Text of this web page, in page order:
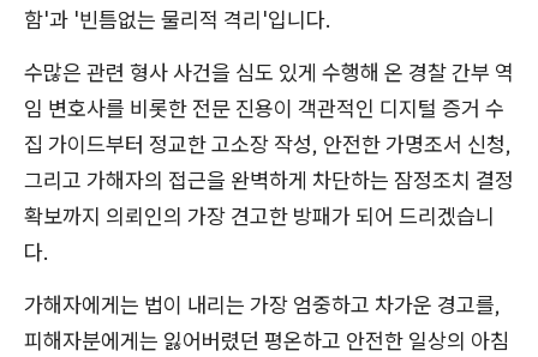
함'과 '빈틈없는 물리적 격리'입니다.
수많은 관련 형사 사건을 심도 있게 수행해 온 경찰 간부 역
임 변호사를 비롯한 전문 진용이 객관적인 디지털 증거 수
집 가이드부터 정교한 고소장 작성, 안전한 가명조서 신청,
그리고 가해자의 접근을 완벽하게 차단하는 잠정조치 결정
확보까지 의뢰인의 가장 견고한 방패가 되어 드리겠습니
다.
가해자에게는 법이 내리는 가장 엄중하고 차가운 경고를,
피해자분에게는 잃어버렸던 평온하고 안전한 일상의 아침